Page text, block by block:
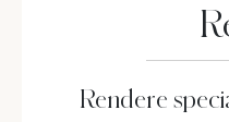
Rendere